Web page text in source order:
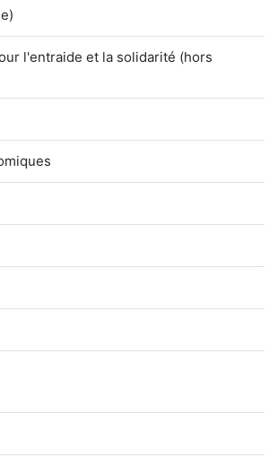
l'entraide et la solidarité (hors